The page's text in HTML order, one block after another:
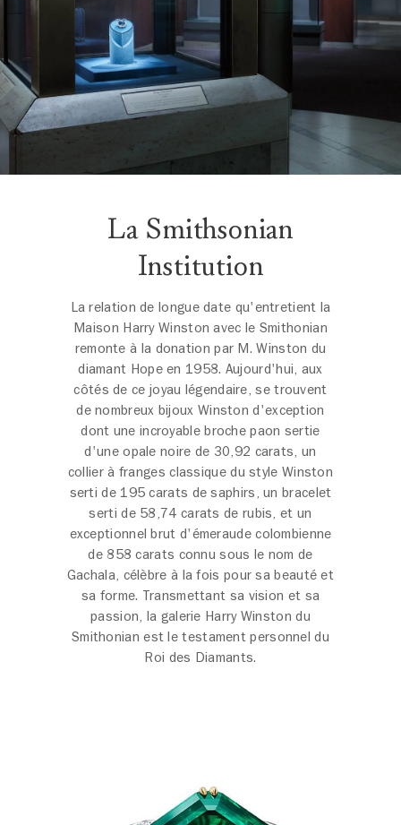
La Smithsonian
Institution
La relation de longue date qu'entretient la
Maison Harry Winston avec le Smithonian
remonte à la donation par M. Winston du
diamant Hope en 1958. Aujourd'hui, aux
côtés de ce joyau légendaire, se trouvent
de nombreux bijoux Winston d'exception
dont une incroyable broche paon sertie
d'une opale noire de 30,92 carats, un
collier à franges classique du style Winston
serti de 195 carats de saphirs, un bracelet
serti de 58,74 carats de rubis, et un
exceptionnel brut d'émeraude colombienne
de 858 carats connu sous le nom de
Gachala, célèbre à la fois pour sa beauté et
sa forme. Transmettant sa vision et sa
passion, la galerie Harry Winston du
Smithonian est le testament personnel du
Roi des Diamants.